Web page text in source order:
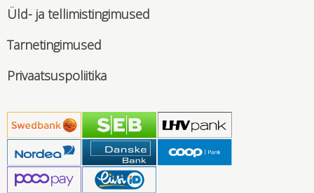
Üld- ja tellimistingimused
Tarnetingimused
Privaatsuspoliitika